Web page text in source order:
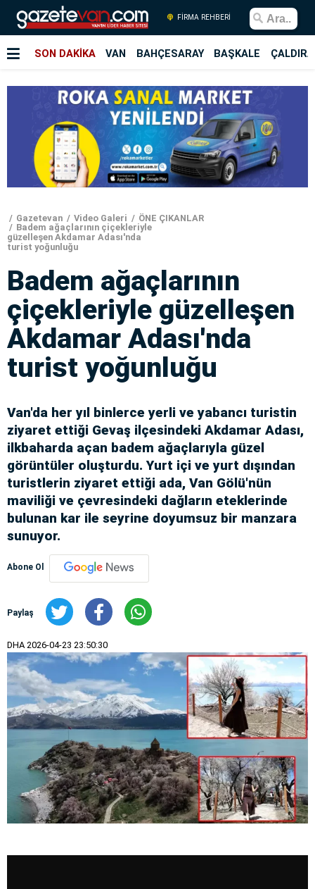
FİRMA REHBERİ
SON DAKİKA VAN BAHÇESARAY BAŞKALE
Gazetevan Video Galeri
ÖNE ÇIKANLAR
Badem ağaçlarının çiçekleriyle
güzelleşen Akdamar Adası'nda
turist yoğunluğu
Badem ağaçlarının
çiçekleriyle güzelleşen
Akdamar Adası'nda
turist yoğunluğu
Van'da her yıl binlerce yerli ve yabancı turistin
ziyaret ettiği Gevaş ilçesindeki Akdamar Adası,
ilkbaharda açan badem ağaçlarıyla güzel
görüntüler oluşturdu. Yurt içi ve yurt dışından
turistlerin ziyaret ettiği ada, Van Gölü'nün
maviliği ve çevresindeki dağların eteklerinde
bulunan kar ile seyrine doyumsuz bir manzara
sunuyor.
Abone Ol
Paylaş
DHA 2026-04-23 23:50:30